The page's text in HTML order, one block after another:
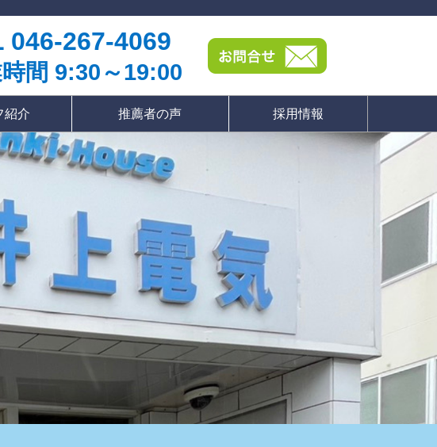
046-267-4069
間 9:30～19:00
紹介 推薦者の声 採用情報